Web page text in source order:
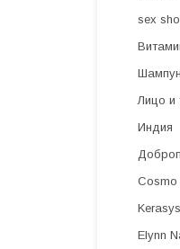
sex
Лицо и
Индия
Cosmo
Kerasys
Elynn